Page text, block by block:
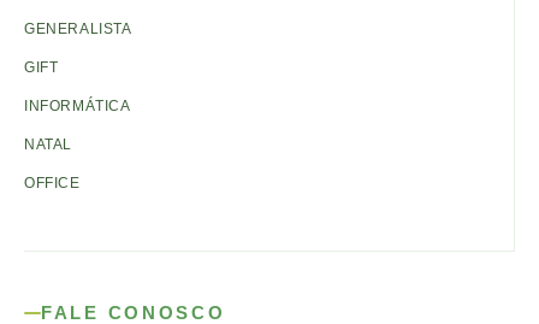
GENERALISTA
GIFT
INFORMÁTICA
NATAL
OFFICE
FALE CONOSCO